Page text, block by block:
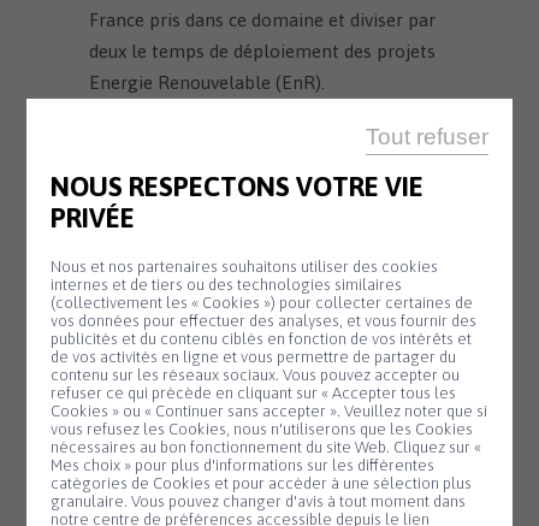
Panneau de gestion des cookies
NOUS RESPECTONS VOTRE VIE
PRIVÉE
Nous et nos partenaires souhaitons utiliser des cookies
internes et de tiers ou des technologies similaires
(collectivement les « Cookies ») pour collecter certaines de
vos données pour effectuer des analyses, et vous fournir des
publicités et du contenu ciblés en fonction de vos intérêts et
de vos activités en ligne et vous permettre de partager du
contenu sur les réseaux sociaux. Vous pouvez accepter ou
refuser ce qui précède en cliquant sur « Accepter tous les
Cookies » ou « Continuer sans accepter ». Veuillez noter que si
vous refusez les Cookies, nous n'utiliserons que les Cookies
nécessaires au bon fonctionnement du site Web. Cliquez sur «
Mes choix » pour plus d'informations sur les différentes
catégories de Cookies et pour accéder à une sélection plus
granulaire. Vous pouvez changer d'avis à tout moment dans
notre centre de préférences accessible depuis le lien
Tout refuser
France pris dans ce domaine et diviser par
deux le temps de déploiement des projets
Energie Renouvelable (EnR).
Dans ce cadre, les communes doivent
propices aux énergies renouvelables,
définie à partir des potentiels énergétiques
locaux, qui donne lieu à une concertation du
public.
Cette concertation s’est déroulée du
vendredi 16 février 2024 au lundi 26 février
2024.
Elle a été validée lors de la réunion du
Conseil municipal du 29 mars 2024.